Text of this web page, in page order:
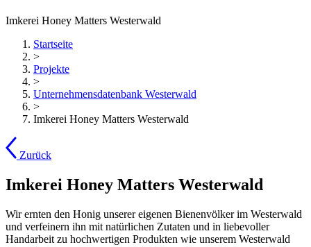
Imkerei Honey Matters Westerwald
Startseite
>
Projekte
>
Unternehmensdatenbank Westerwald
>
Imkerei Honey Matters Westerwald
Zurück
Imkerei Honey Matters Westerwald
Wir ernten den Honig unserer eigenen Bienenvölker im Westerwald
und verfeinern ihn mit natürlichen Zutaten und in liebevoller
Handarbeit zu hochwertigen Produkten wie unserem Westerwald